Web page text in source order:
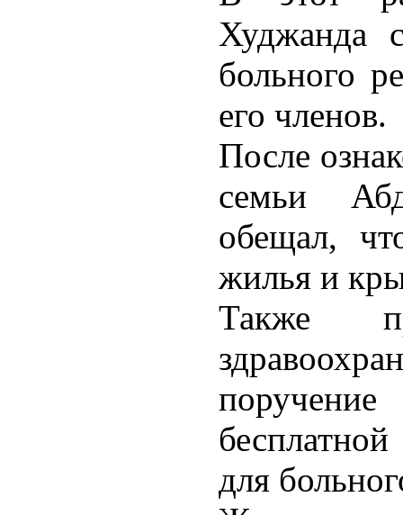
Худжанда
больного
его членов.
После
семьи
обещал,
жилья и
Также
для